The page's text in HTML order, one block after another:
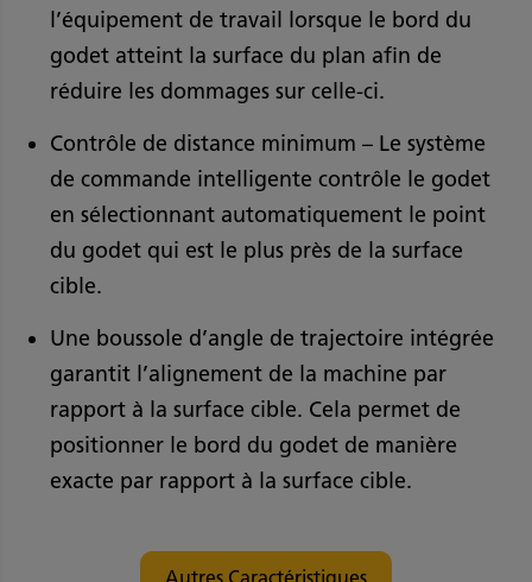
l’équipement de travail lorsque le bord du
godet atteint la surface du plan afin de
réduire les dommages sur celle-ci.
Contrôle de distance minimum – Le système
de commande intelligente contrôle le godet
en sélectionnant automatiquement le point
du godet qui est le plus près de la surface
cible.
Une boussole d’angle de trajectoire intégrée
garantit l’alignement de la machine par
rapport à la surface cible. Cela permet de
positionner le bord du godet de manière
exacte par rapport à la surface cible.